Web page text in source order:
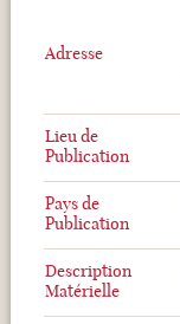
Adresse
Lieu de
Publication
Pays de
Publication
Description
Matérielle